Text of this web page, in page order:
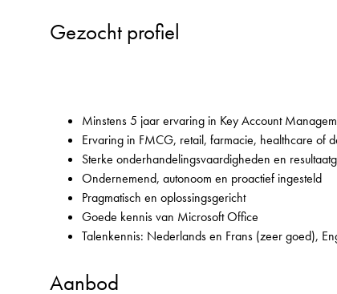
Gezocht profiel
Minstens 5 jaar ervaring in Key Account
Ervaring in FMCG, retail, farmacie, healthcare of
Sterke onderhandelingsvaardigheden en
Ondernemend, autonoom en proactief ingesteld
Pragmatisch en oplossingsgericht
Goede kennis van Microsoft Office
Talenkennis: Nederlands en Frans (zeer goed),
Aanbod